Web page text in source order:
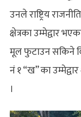
उनले राष्ट्रिय
क्षेत्रका उम्मेद्वार
मूल फुटाउन सकिने
नं १ “ख” का
।